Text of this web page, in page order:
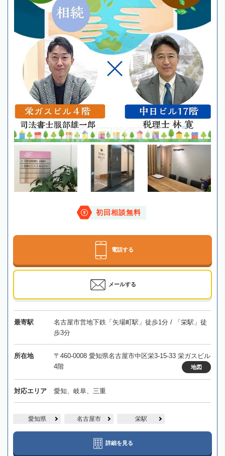
初回相談無料
電話する
メールする
最寄駅
名古屋市営地下鉄「矢場町駅」徒歩1分 / 「栄駅」徒
歩3分
所在地
〒460-0008 愛知県名古屋市中区栄3-15-33 栄ガスビル
4階
地図
対応エリア 愛知、岐阜、三重
愛知県 名古屋市 栄駅
詳細を見る